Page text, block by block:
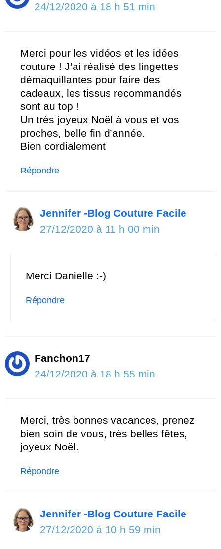
24/12/2020 à 18 h 51 min
Merci pour les vidéos et les idées
couture ! J’ai réalisé des lingettes
démaquillantes pour faire des
cadeaux, les tissus recommandés
sont au top !
Un très joyeux Noël à vous et vos
proches, belle fin d’année.
Bien cordialement
Répondre
Jennifer -Blog Couture Facile
27/12/2020 à 11 h 00 min
Merci Danielle :-)
Répondre
Fanchon17
24/12/2020 à 18 h 55 min
Merci, très bonnes vacances, prenez
bien soin de vous, très belles fêtes,
joyeux Noël.
Répondre
Jennifer -Blog Couture Facile
27/12/2020 à 10 h 59 min